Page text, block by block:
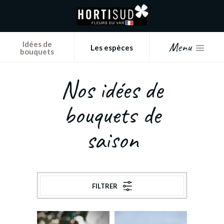
Idées de
bouquets
Les espèces Menu
Nos idées de
bouquets de
saison
FILTRER